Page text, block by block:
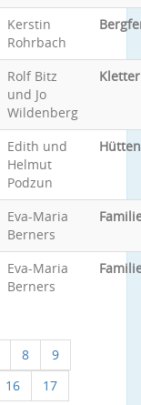
Kerstin
Rohrbach
Rolf Bitz
und Jo
Wildenberg
Edith und
Helmut
Podzun
Eva-Maria
Berners
Eva-Maria
Berners
8
9
16 17